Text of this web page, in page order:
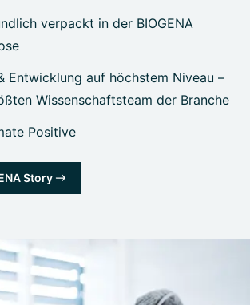
verpackt in der BIOGENA
Entwicklung auf höchstem Niveau –
Wissenschaftsteam der Branche
Positive
Story